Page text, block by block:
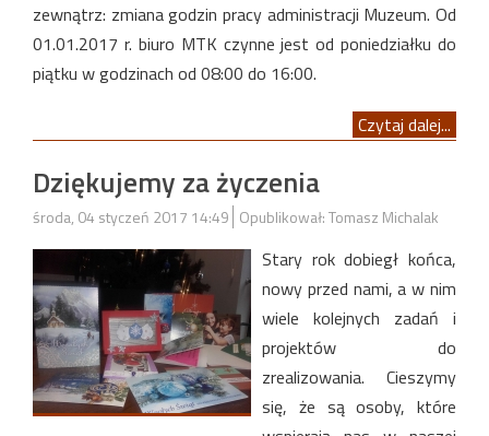
zewnątrz: zmiana godzin pracy administracji Muzeum. Od
01.01.2017 r. biuro MTK czynne jest od poniedziałku do
piątku w godzinach od 08:00 do 16:00.
Czytaj dalej...
Dziękujemy za życzenia
środa, 04 styczeń 2017 14:49 Opublikował: Tomasz Michalak
Stary rok dobiegł końca,
nowy przed nami, a w nim
wiele kolejnych zadań i
projektów do
zrealizowania. Cieszymy
się, że są osoby, które